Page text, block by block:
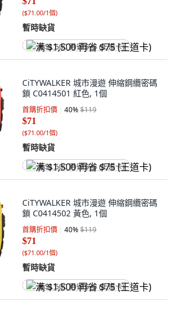
($71.00/1個)
暫時缺貨
满 $1,500 再省 $75 (王道卡)
CiTYWALKER 城市漫遊 伸縮鋼纜密碼
鎖 C0414501 紅色, 1個
首購折扣價 40%$119
$71
($71.00/1個)
暫時缺貨
满 $1,500 再省 $75 (王道卡)
CiTYWALKER 城市漫遊 伸縮鋼纜密碼
鎖 C0414502 黃色, 1個
首購折扣價 40%$119
$71
($71.00/1個)
暫時缺貨
满 $1,500 再省 $75 (王道卡)